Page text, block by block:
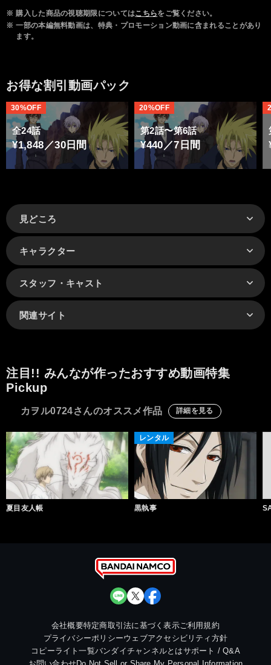
※ 購入した商品の視聴期限についてはこちらをご覧ください。
※ 一部の本編無料動画は、特典・プロモーション動画に含まれることがあり
ます。
お得な割引動画パック
全24話
¥1,848／30日間
30%OFF
第2話〜第6話
¥440／7日間
20%OFF
見どころ
キャラクター
スタッフ・キャスト
関連サイト
注目!! みんなが作ったおすすめ動画特集
Pickup
カヲル0724さんのオススメ作品 詳細を見る
夏目友人帳
レンタル
黒執事
会社概要特定商取引法に基づく表示ご利用規約
プライバシーポリシーウェブアクセシビリティ方針
コピーライト一覧バンダイチャンネルとはサポート / Q&A